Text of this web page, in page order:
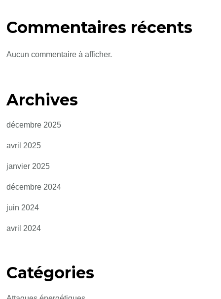
Commentaires récents
Aucun commentaire à afficher.
Archives
décembre 2025
avril 2025
janvier 2025
décembre 2024
juin 2024
avril 2024
Catégories